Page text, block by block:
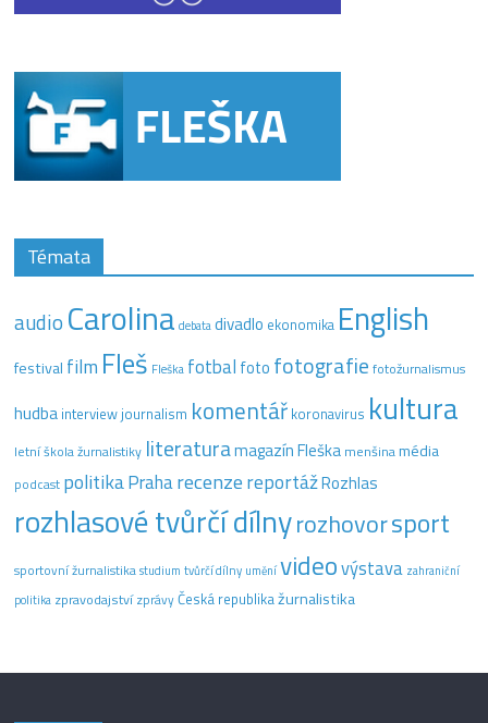
Témata
audio Carolina debata divadlo ekonomika English
festival film Fleš Fleška fotbal foto fotografie fotožurnalismus
hudba interview journalism komentář koronavirus kultura
letní škola žurnalistiky literaturamagazín Fleška menšinamédia
podcast politikaPraharecenzereportážRozhlas
rozhlasové tvůrčí dílnyrozhovorsport
sportovní žurnalistika studium tvůrčí dílny uměnívideovýstava zahraniční
politika zpravodajstvízprávyČeská republikažurnalistika